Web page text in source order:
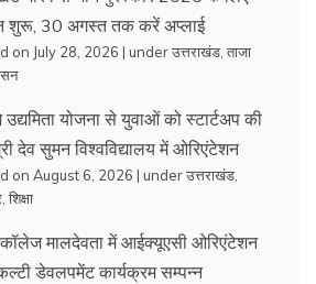
शुरू, 30 अगस्त तक करें अप्लाई
on July 28, 2026 | underउत्तराखंड ताजा
उद्यमिता योजना से युवाओं को स्टार्टअप की
देव सुमन विश्वविद्यालय में ओरिएंटेशन
on August 6, 2026 | underउत्तराखंड
शिक्षा
कॉलेज मालदेवता में आईक्यूएसी ओरिएंटेशन
डेवलपमेंट कार्यक्रम सम्पन्न